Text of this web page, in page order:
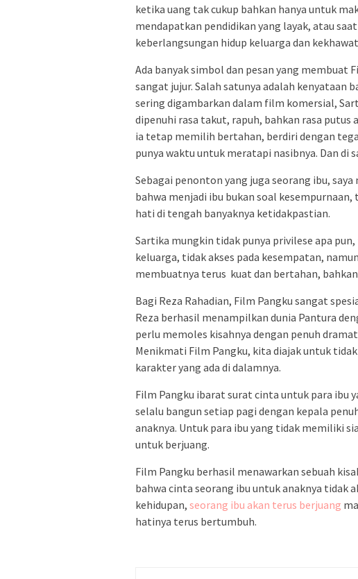
ketika uang tak cukup bahkan hanya untuk
mendapatkan pendidikan yang layak, atau
keberlangsungan hidup keluarga dan
Ada banyak simbol dan pesan yang membuat
sangat jujur. Salah satunya adalah kenyataan
sering digambarkan dalam film komersial,
dipenuhi rasa takut, rapuh, bahkan rasa putus
ia tetap memilih bertahan, berdiri dengan
punya waktu untuk meratapi nasibnya. Dan di
Sebagai penonton yang juga seorang ibu,
bahwa menjadi ibu bukan soal
hati di tengah banyaknya ketidakpastian.
Sartika mungkin tidak punya privilese apa
keluarga, tidak akses pada kesempatan,
membuatnya terus kuat dan bertahan,
Bagi Reza Rahadian, Film Pangku sangat
Reza berhasil menampilkan dunia Pantura
perlu memoles kisahnya dengan penuh
Menikmati Film Pangku, kita diajak untuk
karakter yang ada di dalamnya.
Film Pangku ibarat surat cinta untuk para ibu
selalu bangun setiap pagi dengan kepala
anaknya. Untuk para ibu yang tidak memiliki
untuk berjuang.
Film Pangku berhasil menawarkan sebuah
bahwa cinta seorang ibu untuk anaknya tidak
kehidupan, seorang ibu akan terus berjuang
hatinya terus bertumbuh.